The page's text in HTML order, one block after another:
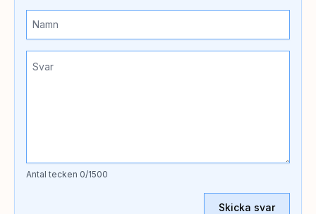
Antal tecken 0/1500
Skicka svar